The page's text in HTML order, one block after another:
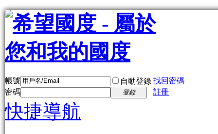
帳號 自動登錄 找回密碼
密碼
登錄 註冊
快捷導航